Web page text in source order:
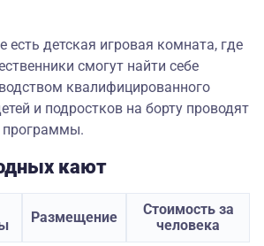
есть детская игровая комната, где
смогут найти себе
квалифицированного
и подростков на борту проводят
программы.
кают
Размещение
Стоимость за
человека